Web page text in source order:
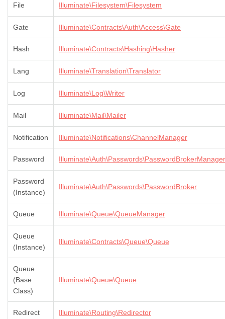
File Illuminate\Filesystem\Filesystem
Gate Illuminate\Contracts\Auth\Access\Gate
Hash Illuminate\Contracts\Hashing\Hasher
Lang Illuminate\Translation\Translator
Log Illuminate\Log\Writer
Mail Illuminate\Mail\Mailer
Notification Illuminate\Notifications\ChannelManager
Password Illuminate\Auth\Passwords\PasswordBrokerManager
Password
(Instance)
Illuminate\Auth\Passwords\PasswordBroker
Queue Illuminate\Queue\QueueManager
Queue
(Instance)
Illuminate\Contracts\Queue\Queue
Queue
(Base
Class)
Illuminate\Queue\Queue
Redirect Illuminate\Routing\Redirector